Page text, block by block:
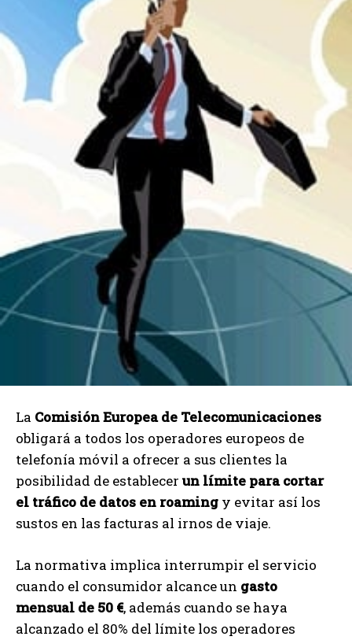
La Comisión Europea de Telecomunicaciones
obligará a todos los operadores europeos de
telefonía móvil a ofrecer a sus clientes la
posibilidad de establecer un límite para cortar
el tráfico de datos en roaming y evitar así los
sustos en las facturas al irnos de viaje.
La normativa implica interrumpir el servicio
cuando el consumidor alcance un gasto
mensual de 50 €, además cuando se haya
alcanzado el 80% del límite los operadores